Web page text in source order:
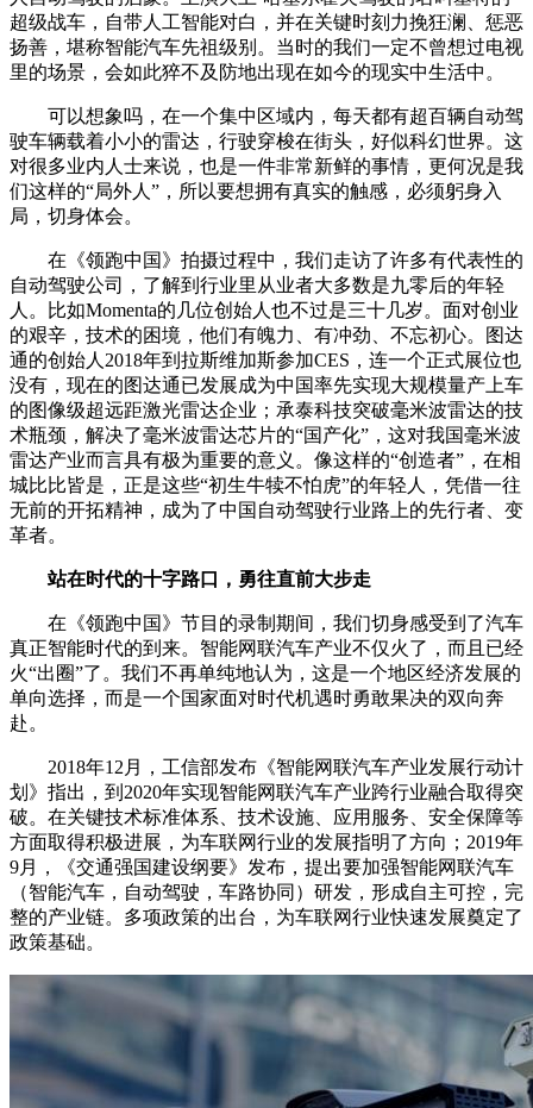
超级战车，自带人工智能对白，并在关键时刻力挽狂澜、惩恶
扬善，堪称智能汽车先祖级别。当时的我们一定不曾想过电视
里的场景，会如此猝不及防地出现在如今的现实中生活中。
可以想象吗，在一个集中区域内，每天都有超百辆自动驾
驶车辆载着小小的雷达，行驶穿梭在街头，好似科幻世界。这
对很多业内人士来说，也是一件非常新鲜的事情，更何况是我
们这样的“局外人”，所以要想拥有真实的触感，必须躬身入
局，切身体会。
在《领跑中国》拍摄过程中，我们走访了许多有代表性的
自动驾驶公司，了解到行业里从业者大多数是九零后的年轻
人。比如Momenta的几位创始人也不过是三十几岁。面对创业
的艰辛，技术的困境，他们有魄力、有冲劲、不忘初心。图达
通的创始人2018年到拉斯维加斯参加CES，连一个正式展位也
没有，现在的图达通已发展成为中国率先实现大规模量产上车
的图像级超远距激光雷达企业；承泰科技突破毫米波雷达的技
术瓶颈，解决了毫米波雷达芯片的“国产化”，这对我国毫米波
雷达产业而言具有极为重要的意义。像这样的“创造者”，在相
城比比皆是，正是这些“初生牛犊不怕虎”的年轻人，凭借一往
无前的开拓精神，成为了中国自动驾驶行业路上的先行者、变
革者。
站在时代的十字路口，勇往直前大步走
在《领跑中国》节目的录制期间，我们切身感受到了汽车
真正智能时代的到来。智能网联汽车产业不仅火了，而且已经
火“出圈”了。我们不再单纯地认为，这是一个地区经济发展的
单向选择，而是一个国家面对时代机遇时勇敢果决的双向奔
赴。
2018年12月，工信部发布《智能网联汽车产业发展行动计
划》指出，到2020年实现智能网联汽车产业跨行业融合取得突
破。在关键技术标准体系、技术设施、应用服务、安全保障等
方面取得积极进展，为车联网行业的发展指明了方向；2019年
9月，《交通强国建设纲要》发布，提出要加强智能网联汽车
（智能汽车，自动驾驶，车路协同）研发，形成自主可控，完
整的产业链。多项政策的出台，为车联网行业快速发展奠定了
政策基础。